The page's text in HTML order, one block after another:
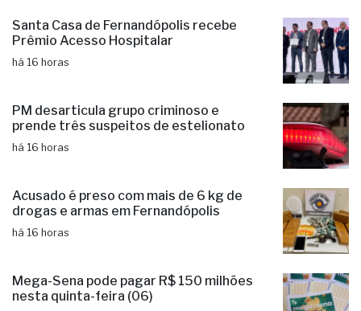
Santa Casa de Fernandópolis recebe
Prêmio Acesso Hospitalar
há 16 horas
PM desarticula grupo criminoso e
prende três suspeitos de estelionato
há 16 horas
Acusado é preso com mais de 6 kg de
drogas e armas em Fernandópolis
há 16 horas
Mega-Sena pode pagar R$ 150 milhões
nesta quinta-feira (06)